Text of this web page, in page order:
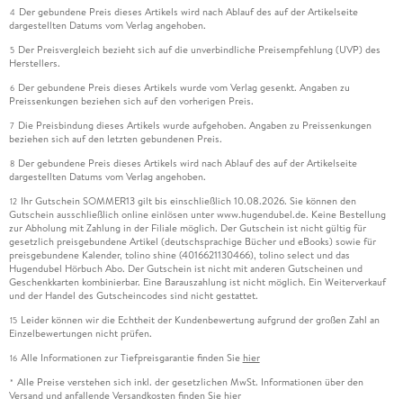
4 Der gebundene Preis dieses Artikels wird nach Ablauf des auf der Artikelseite
dargestellten Datums vom Verlag angehoben.
5 Der Preisvergleich bezieht sich auf die unverbindliche Preisempfehlung (UVP) des
Herstellers.
6 Der gebundene Preis dieses Artikels wurde vom Verlag gesenkt. Angaben zu
Preissenkungen beziehen sich auf den vorherigen Preis.
7 Die Preisbindung dieses Artikels wurde aufgehoben. Angaben zu Preissenkungen
beziehen sich auf den letzten gebundenen Preis.
8 Der gebundene Preis dieses Artikels wird nach Ablauf des auf der Artikelseite
dargestellten Datums vom Verlag angehoben.
12 Ihr Gutschein SOMMER13 gilt bis einschließlich 10.08.2026. Sie können den
Gutschein ausschließlich online einlösen unter www.hugendubel.de. Keine Bestellung
zur Abholung mit Zahlung in der Filiale möglich. Der Gutschein ist nicht gültig für
gesetzlich preisgebundene Artikel (deutschsprachige Bücher und eBooks) sowie für
preisgebundene Kalender, tolino shine (4016621130466), tolino select und das
Hugendubel Hörbuch Abo. Der Gutschein ist nicht mit anderen Gutscheinen und
Geschenkkarten kombinierbar. Eine Barauszahlung ist nicht möglich. Ein Weiterverkauf
und der Handel des Gutscheincodes sind nicht gestattet.
15 Leider können wir die Echtheit der Kundenbewertung aufgrund der großen Zahl an
Einzelbewertungen nicht prüfen.
16 Alle Informationen zur Tiefpreisgarantie finden Sie hier
* Alle Preise verstehen sich inkl. der gesetzlichen MwSt. Informationen über den
Versand und anfallende Versandkosten finden Sie hier